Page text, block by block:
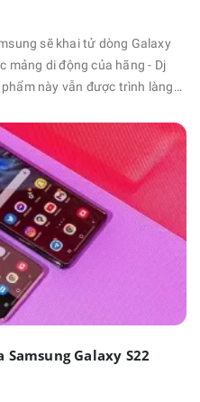
sẽ khai tử dòng Galaxy
mảng di động của hãng - Dj
này vẫn được trình làng
Cấu hình Galaxy Note 21
Galaxy S22